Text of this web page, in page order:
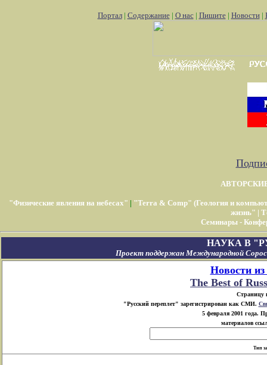
Портал| Содержание| О нас| Пишите| Новости|
"Физические явления на небесах" | "Terra & Comp" (Геология и
жизнь" |
Семинары -
НАУКА В
Проект поддержан Международной
Новости
The Best of
Страницу
"Русский переплет" зарегистрирован как СМИ.
5 февраля 2001 года.
материалов
Тип